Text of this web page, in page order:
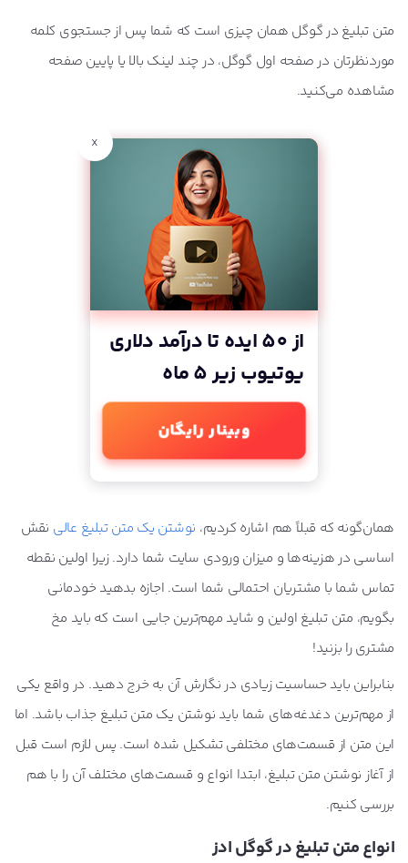
هرآنچه باید درباره هزینه تبلیغ در گوگل، شارژ اکانت و
بودجه تبلیغ بدانیم
بررسی روش‌های قیمت‌گذاری در گوگل ادز + راهنمای
چرا تبلیغات در گوگل ادز بهترین روش تبلیغاتی دنیاست!؟
انواع افزونه تبلیغات در گوگل ادز چیست و هر کدام چه
کاربردی دارد؟
بهترین ساختار برای کمپین جستجوی گوگل ادز چگونه
چگونه سایت خود را برای تبلیغات در گوگل ادز آماده
امتیاز کیفی (Quality Score) در گوگل ادز چیست؟
تبلیغات در جستجوی گوگل چگونه کار می‌کند؟
انواع متن تبلیغ در جستجوی گوگل ادز را بشناسیم
هرآنچه باید از قوانین گوگل ادز بدانیم تا حساب کاربریمان
گوگل ادز یا سئو؟ یک بررسی همه جانبه!
رفتن به صفحه این سری آموزشی
متن تبلیغ در گوگل همان چیزی است که شما پس از جستجوی کلمه
موردنظرتان در صفحه اول گوگل، در چند لینک بالا یا پایین صفحه
مشاهده می‌کنید.
x
از 50 ایده تا درآمد دلاری
یوتیوب زیر 5 ماه
وبینار رایگان
همان‌گونه که قبلاً هم اشاره کردیم، نوشتن یک متن تبلیغ عالی نقش
اساسی در هزینه‌ها و میزان ورودی سایت شما دارد. زیرا اولین نقطه
تماس شما با مشتریان احتمالی شما است. اجازه بدهید خودمانی
بگویم، متن تبلیغ اولین و شاید مهم‌ترین جایی است که باید مخ
مشتری را بزنید!
بنابراین باید حساسیت زیادی در نگارش آن به خرج دهید. در واقع یکی
از مهم‌ترین دغدغه‌های شما باید نوشتن یک متن تبلیغ جذاب باشد. اما
این متن از قسمت‌های مختلفی تشکیل شده است. پس لازم است قبل
از آغاز نوشتن متن تبلیغ، ابتدا انواع و قسمت‌های مختلف آن را با هم
بررسی کنیم.
انواع متن تبلیغ در گوگل ادز